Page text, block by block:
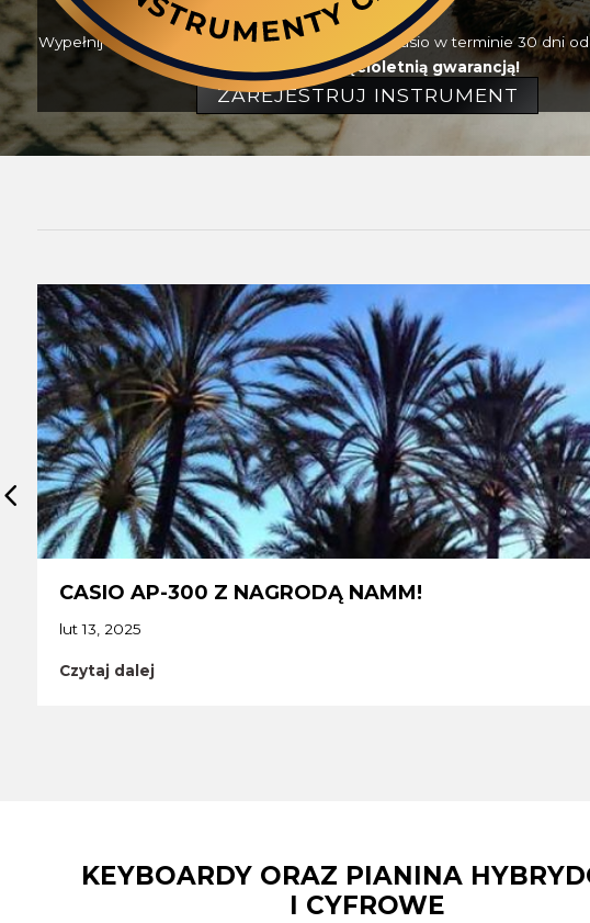
Wypełnij formularz, zarejestruj swój instrument Casio w terminie 30 dni
się
bezpłatną, pięcioletnią gwarancją!
ZAREJESTRUJ INSTRUMENT
CASIO AP-300 Z NAGRODĄ NAMM!
lut 13, 2025
Czytaj dalej
KEYBOARDY ORAZ PIANINA
I CYFROWE